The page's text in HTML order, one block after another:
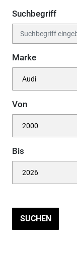
Suchbegriff
Marke
Von
Bis
SUCHEN